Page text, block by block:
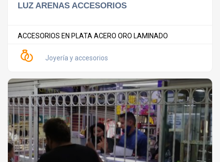
LUZ ARENAS ACCESORIOS
ACCESORIOS EN PLATA ACERO ORO LAMINADO
Joyería y accesorios